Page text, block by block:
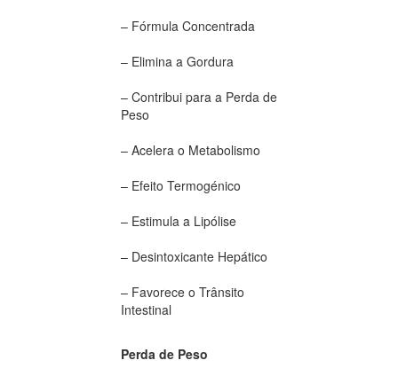
– Fórmula Concentrada
– Elimina a Gordura
– Contribui para a Perda de
Peso
– Acelera o Metabolismo
– Efeito Termogénico
– Estimula a Lipólise
– Desintoxicante Hepático
– Favorece o Trânsito
Intestinal
Perda de Peso